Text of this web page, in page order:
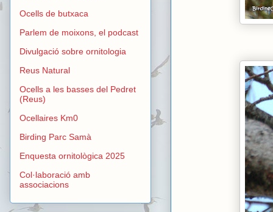
Ocells de butxaca
Parlem de moixons, el podcast
Divulgació sobre ornitologia
Reus Natural
Ocells a les basses del Pedret
(Reus)
Ocellaires Km0
Birding Parc Samà
Enquesta ornitològica 2025
Col·laboració amb
associacions